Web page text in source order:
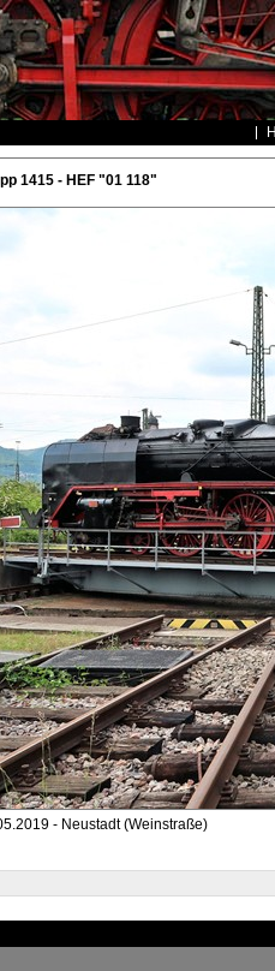
1415 - HEF "01 118"
- Neustadt (Weinstraße)